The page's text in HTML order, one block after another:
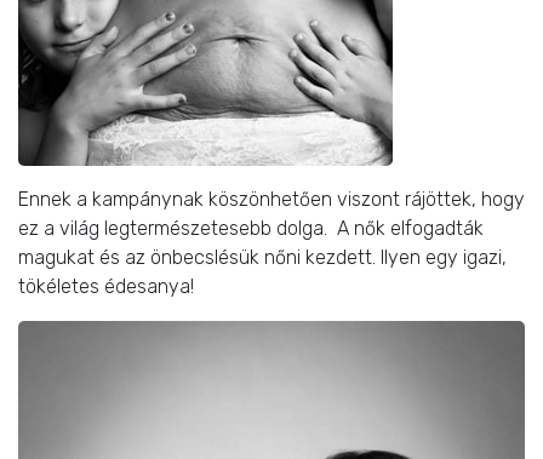
Ennek a kampánynak köszönhetően viszont rájöttek, hogy
ez a világ legtermészetesebb dolga. A nők elfogadták
magukat és az önbecslésük nőni kezdett. Ilyen egy igazi,
tökéletes édesanya!